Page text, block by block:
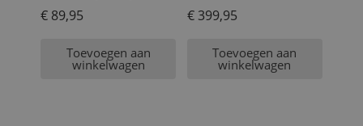
€ 89,95
Toevoegen aan
winkelwagen
€399,95
Toevoegen aan
winkelwagen